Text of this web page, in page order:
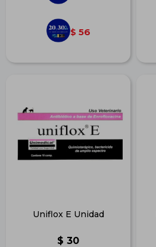
$ 56
Uniflox E Unidad
$ 30